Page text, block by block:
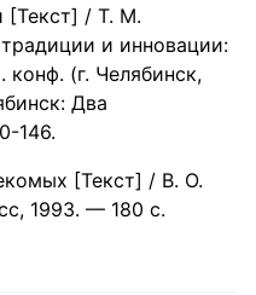
[Текст] / Т. М.
и инновации:
(г. Челябинск,
Два
146.
[Текст] / В. О.
1993. — 180 с.